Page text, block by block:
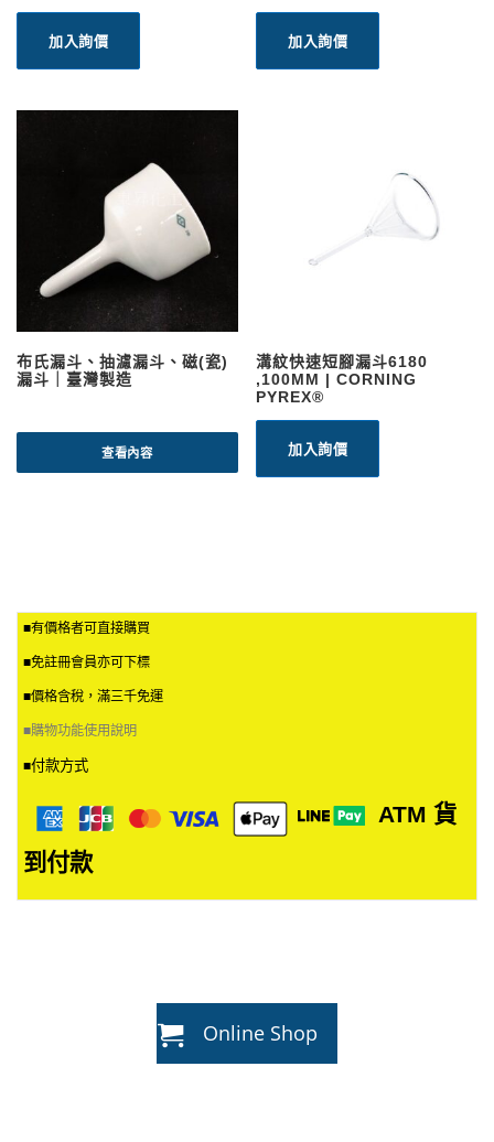
加入詢價 加入詢價
布氏漏斗、抽濾漏斗、磁(瓷)
漏斗｜臺灣製造
查看內容
溝紋快速短腳漏斗6180
,100MM | CORNING
PYREX®
加入詢價
■有價格者可直接購買
■免註冊會員亦可下標
■價格含稅，滿三千免運
■購物功能使用說明
■付款方式
ATM 貨
到付款
Online Shop